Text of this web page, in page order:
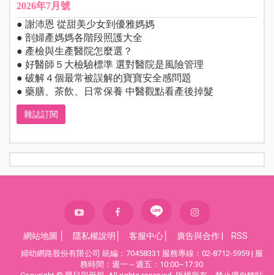
2026年7月號
● 謝沛恩 從甜美少女到優雅媽媽
● 剖婦產媽媽各階段照護大全
● 產檢與生產醫院怎麼選？
● 好醫師５大檢驗標準 選對醫院是風險管理
● 破解４個最常被誤解的寶寶安全感問題
● 藥膳、茶飲、日常保養 中醫觀點看產後掉髮
雜誌訂閱
網站地圖 隱私權說明 客服中心 廣告與合作 RSS
婦幼網路股份有限公司 統編：70458331 服務專線：02-8712-5959 | 服
務時間：週一～週五：10:00~17:30